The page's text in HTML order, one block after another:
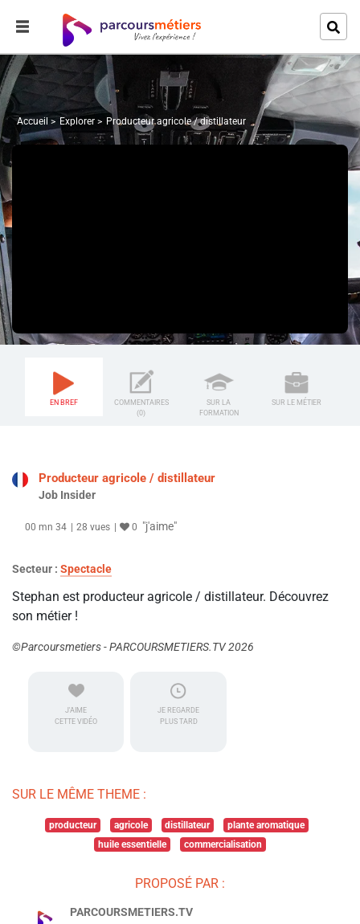
Accueil Explorer Producteur agricole / distillateur
EN BREF
COMMENTAIRES
(0)
SUR LA
FORMATION
SUR LE MÉTIER
Producteur agricole / distillateur
Job Insider
00 mn 34 28 vues 0 "j'aime"
Secteur : Spectacle
Stephan est producteur agricole / distillateur. Découvrez
son métier !
©Parcoursmetiers - PARCOURSMETIERS.TV 2026
J'AIME
CETTE VIDÉO
JE REGARDE
PLUS TARD
SUR LE MÊME THEME :
producteur agricole distillateur
plante aromatique
huile essentielle
commercialisation
PROPOSÉ PAR :
PARCOURSMETIERS.TV